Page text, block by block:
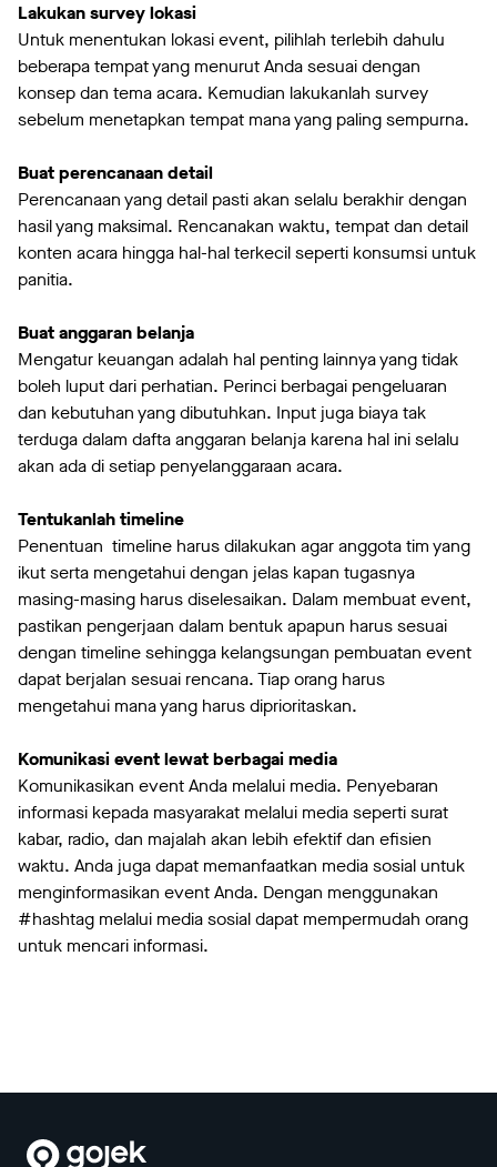
Lakukan survey lokasi
Untuk menentukan lokasi event, pilihlah terlebih dahulu
beberapa tempat yang menurut Anda sesuai dengan
konsep dan tema acara. Kemudian lakukanlah survey
sebelum menetapkan tempat mana yang paling sempurna.
Buat perencanaan detail
Perencanaan yang detail pasti akan selalu berakhir dengan
hasil yang maksimal. Rencanakan waktu, tempat dan detail
konten acara hingga hal-hal terkecil seperti konsumsi untuk
panitia.
Buat anggaran belanja
Mengatur keuangan adalah hal penting lainnya yang tidak
boleh luput dari perhatian. Perinci berbagai pengeluaran
dan kebutuhan yang dibutuhkan. Input juga biaya tak
terduga dalam dafta anggaran belanja karena hal ini selalu
akan ada di setiap penyelanggaraan acara.
Tentukanlah timeline
Penentuan timeline harus dilakukan agar anggota tim yang
ikut serta mengetahui dengan jelas kapan tugasnya
masing-masing harus diselesaikan. Dalam membuat event,
pastikan pengerjaan dalam bentuk apapun harus sesuai
dengan timeline sehingga kelangsungan pembuatan event
dapat berjalan sesuai rencana. Tiap orang harus
mengetahui mana yang harus diprioritaskan.
Komunikasi event lewat berbagai media
Komunikasikan event Anda melalui media. Penyebaran
informasi kepada masyarakat melalui media seperti surat
kabar, radio, dan majalah akan lebih efektif dan efisien
waktu. Anda juga dapat memanfaatkan media sosial untuk
menginformasikan event Anda. Dengan menggunakan
#hashtag melalui media sosial dapat mempermudah orang
untuk mencari informasi.